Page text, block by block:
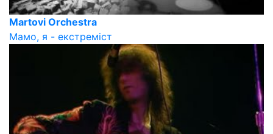
Martovi Orchestra
Мамо, я - екстреміст